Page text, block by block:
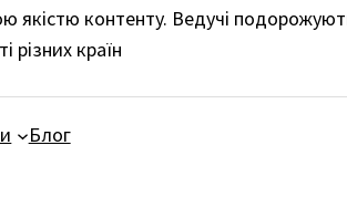
якістю контенту. Ведучі
різних країн
Блог